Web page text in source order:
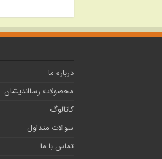
درباره ما
محصولات رسااندیشان
کاتالوگ
سوالات متداول
تماس با ما